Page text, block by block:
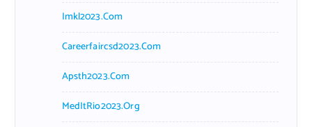
Imkl2023.com
Careerfaircsd2023.com
Apsth2023.com
MedItRio2023.org